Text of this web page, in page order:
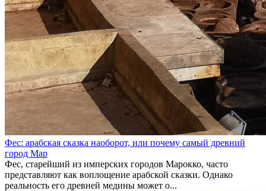
Фес: арабская сказка наоборот, или почему самый древний
город Мар
Фес, старейший из имперских городов Марокко, часто
представляют как воплощение арабской сказки. Однако
реальность его древней медины может о...